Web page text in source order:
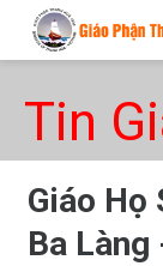
Tin
Giáo Họ
Ba